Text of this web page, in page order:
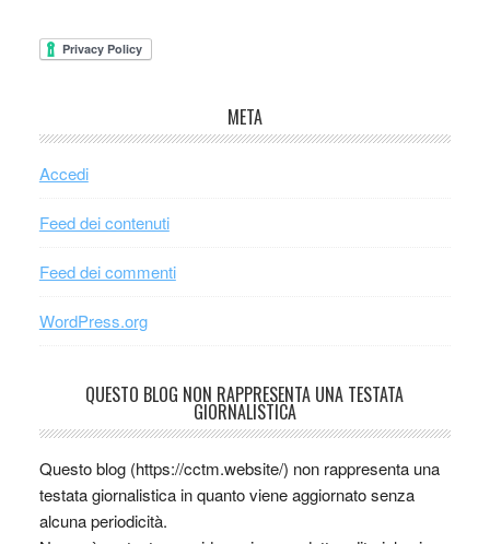
META
Accedi
Feed dei contenuti
Feed dei commenti
WordPress.org
QUESTO BLOG NON RAPPRESENTA UNA TESTATA
GIORNALISTICA
Questo blog (https://cctm.website/) non rappresenta una
testata giornalistica in quanto viene aggiornato senza
alcuna periodicità.